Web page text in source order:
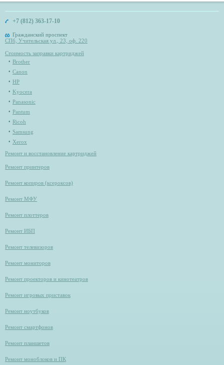
+7 (812) 363-17-10
Гражданский проспект
СПб, Учительская ул., 23, оф. 220
Стоимость заправки картриджей
Brother
Canon
HP
Kyocera
Panasonic
Pantum
Ricoh
Samsung
Xerox
Ремонт и восстановление картриджей
Ремонт принтеров
Ремонт копиров (ксероксов)
Ремонт МФУ
Ремонт плоттеров
Ремонт ИБП
Ремонт телевизоров
Ремонт мониторов
Ремонт проекторов и кинотеатров
Ремонт игровых приставок
Ремонт ноутбуков
Ремонт смартфонов
Ремонт планшетов
Ремонт моноблоков и ПК